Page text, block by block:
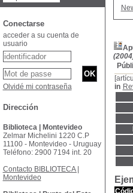
in
Conectarse
acceder a su cuenta de
usuario
Olvidé mi contraseña
Dirección
Biblioteca | Montevideo
Zelmar Michelini 1220 C.P
11100 - Montevideo - Uruguay
Teléfono: 2900 7194 int. 20
Contacto BIBLIOTECA |
Montevideo